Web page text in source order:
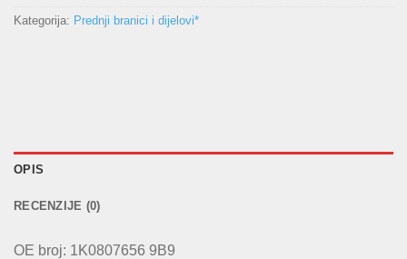
Kategorija: Prednji branici i dijelovi*
OPIS
RECENZIJE (0)
OE broj: 1K0807656 9B9